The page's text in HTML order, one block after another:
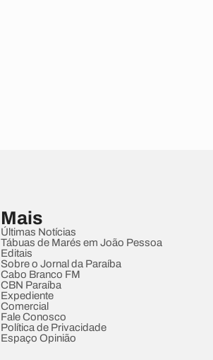
Mais
Últimas Notícias
Tábuas de Marés em João Pessoa
Editais
Sobre o Jornal da Paraíba
Cabo Branco FM
CBN Paraíba
Expediente
Comercial
Fale Conosco
Política de Privacidade
Espaço Opinião